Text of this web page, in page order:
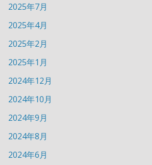
2025年7月
2025年4月
2025年2月
2025年1月
2024年12月
2024年10月
2024年9月
2024年8月
2024年6月